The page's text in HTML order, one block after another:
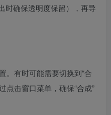
时确保透明度保留），再导
。有时可能需要切换到“合
点击窗口菜单，确保“合成”